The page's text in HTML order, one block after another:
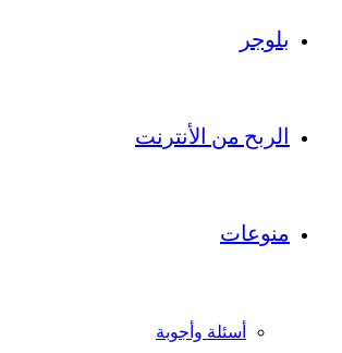
بلوجر
الربح من الأنترنت
منوعات
أسئلة وأجوبة